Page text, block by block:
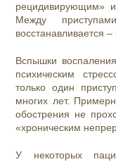
рецидивирующим»
Между
восстанавливается
Вспышки
психическим
только один
многих лет.
обострения не
«хроническим
У некоторых